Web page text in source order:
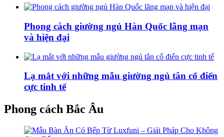
Phong cách giường ngủ Hàn Quốc lãng mạn
và hiện đại
Lạ mắt với những mẫu giường ngủ tân cổ điển
cực tinh tế
Phong cách Bắc Âu